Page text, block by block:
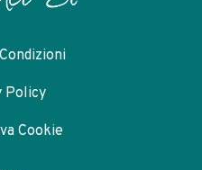
Policy
Cookie